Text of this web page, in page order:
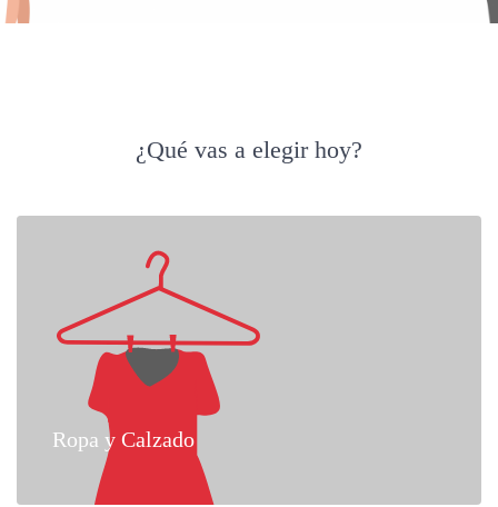
¿Qué vas a elegir hoy?
Ropa y Calzado